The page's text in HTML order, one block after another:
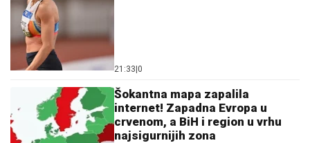
21:33|0
Šokantna mapa zapalila
internet! Zapadna Evropa u
crvenom, a BiH i region u vrhu
najsigurnijih zona